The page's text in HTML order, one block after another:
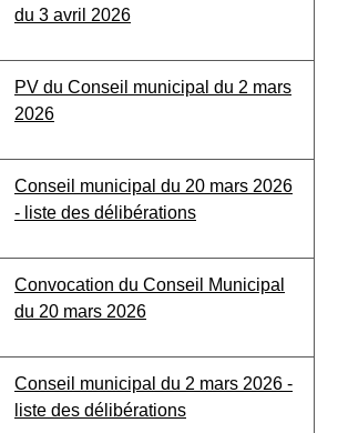
du 3 avril 2026
PV du Conseil municipal du 2 mars
2026
Conseil municipal du 20 mars 2026
- liste des délibérations
Convocation du Conseil Municipal
du 20 mars 2026
Conseil municipal du 2 mars 2026 -
liste des délibérations